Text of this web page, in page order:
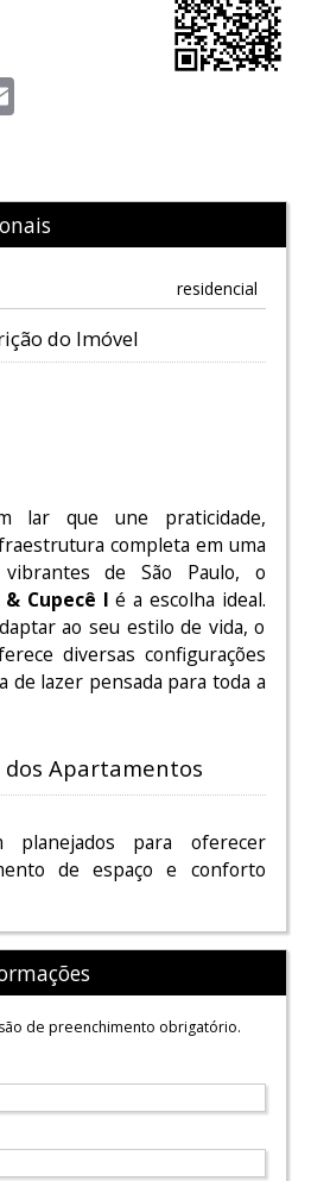
residencial
do Imóvel
lar que une praticidade,
completa em uma
de São Paulo, o
Cupecê I é a escolha ideal.
ao seu estilo de vida, o
diversas configurações
de lazer pensada para toda a
dos Apartamentos
planejados para oferecer
de espaço e conforto
de preenchimento obrigatório.